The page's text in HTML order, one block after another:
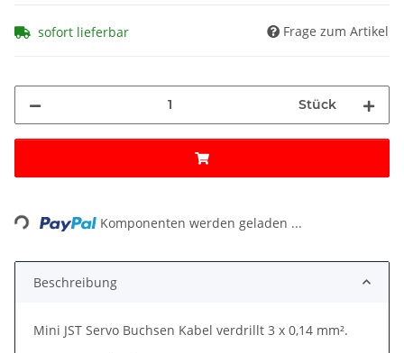
sofort lieferbar Frage zum Artikel
Stück
Komponenten werden geladen ...
Beschreibung
Mini JST Servo Buchsen Kabel verdrillt 3 x 0,14 mm².